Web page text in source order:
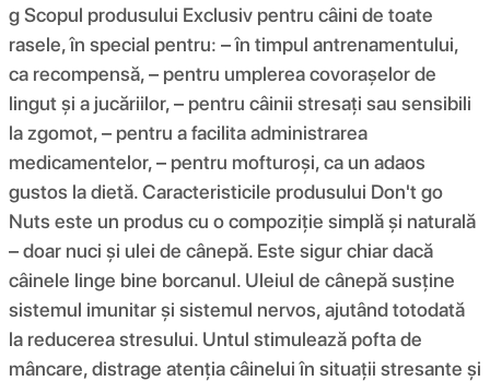
g Scopul produsului Exclusiv pentru câini de toate
rasele, în special pentru: – în timpul antrenamentului,
ca recompensă, – pentru umplerea covorașelor de
lingut și a jucăriilor, – pentru câinii stresați sau sensibili
la zgomot, – pentru a facilita administrarea
medicamentelor, – pentru mofturoși, ca un adaos
gustos la dietă. Caracteristicile produsului Don't go
Nuts este un produs cu o compoziție simplă și naturală
– doar nuci și ulei de cânepă. Este sigur chiar dacă
câinele linge bine borcanul. Uleiul de cânepă susține
sistemul imunitar și sistemul nervos, ajutând totodată
la reducerea stresului. Untul stimulează pofta de
mâncare, distrage atenția câinelui în situații stresante și